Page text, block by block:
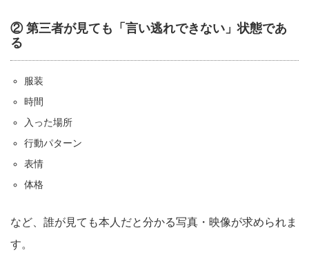
② 第三者が見ても「言い逃れできない」状態であ
る
服装
時間
入った場所
行動パターン
表情
体格
など、誰が見ても本人だと分かる写真・映像が求められま
す。